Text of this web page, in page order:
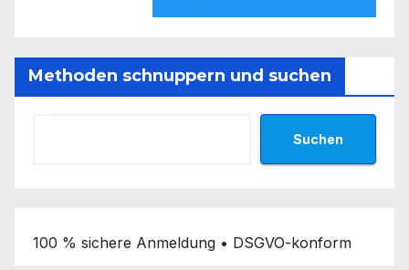
Methoden schnuppern und suchen
Suchen
100 % sichere Anmeldung • DSGVO-konform